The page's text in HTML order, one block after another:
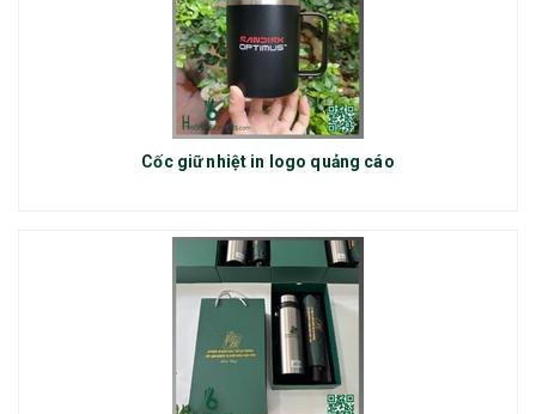
Cốc giữ nhiệt in logo quảng cáo